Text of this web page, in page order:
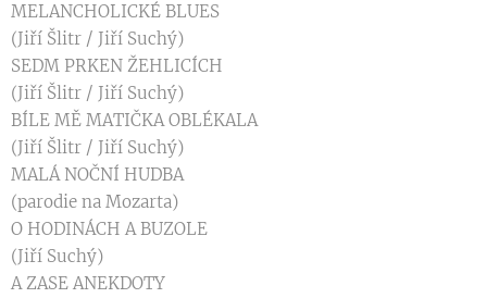
MELANCHOLICKÉ BLUES
(Jiří Šlitr / Jiří Suchý)
SEDM PRKEN ŽEHLICÍCH
(Jiří Šlitr / Jiří Suchý)
BÍLE MĚ MATIČKA OBLÉKALA
(Jiří Šlitr / Jiří Suchý)
MALÁ NOČNÍ HUDBA
(parodie na Mozarta)
O HODINÁCH A BUZOLE
(Jiří Suchý)
A ZASE ANEKDOTY